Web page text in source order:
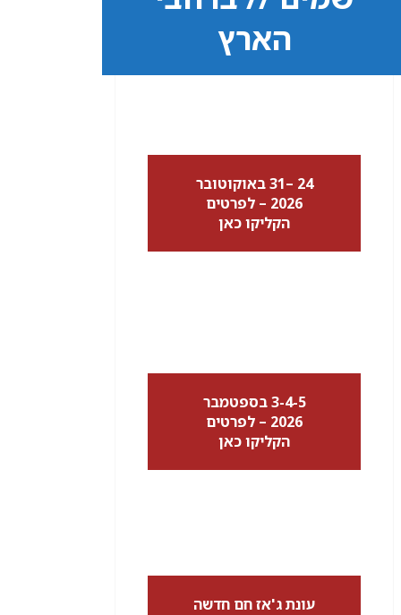
הארץ
24 –31 באוקוטובר
2026 – לפרטים
הקליקו כאן
3-4-5 בספטמבר
2026 – לפרטים
הקליקו כאן
עונת ג'אז חם חדשה